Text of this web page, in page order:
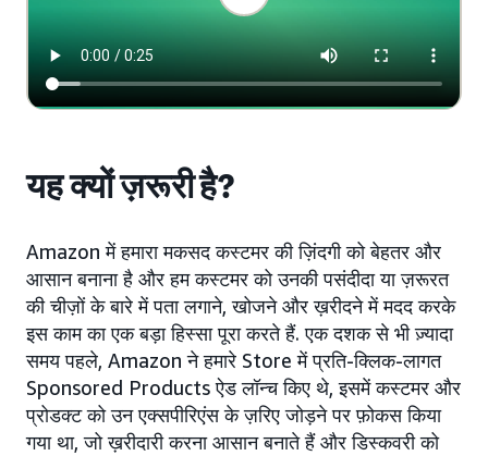
यह क्यों ज़रूरी है?
Amazon में हमारा मकसद कस्टमर की ज़िंदगी को बेहतर और
आसान बनाना है और हम कस्टमर को उनकी पसंदीदा या ज़रूरत
की चीज़ों के बारे में पता लगाने, खोजने और ख़रीदने में मदद करके
इस काम का एक बड़ा हिस्सा पूरा करते हैं. एक दशक से भी ज़्यादा
समय पहले, Amazon ने हमारे Store में प्रति-क्लिक-लागत
Sponsored Products ऐड लॉन्च किए थे, इसमें कस्टमर और
प्रोडक्ट को उन एक्सपीरिएंस के ज़रिए जोड़ने पर फ़ोकस किया
गया था, जो ख़रीदारी करना आसान बनाते हैं और डिस्कवरी को